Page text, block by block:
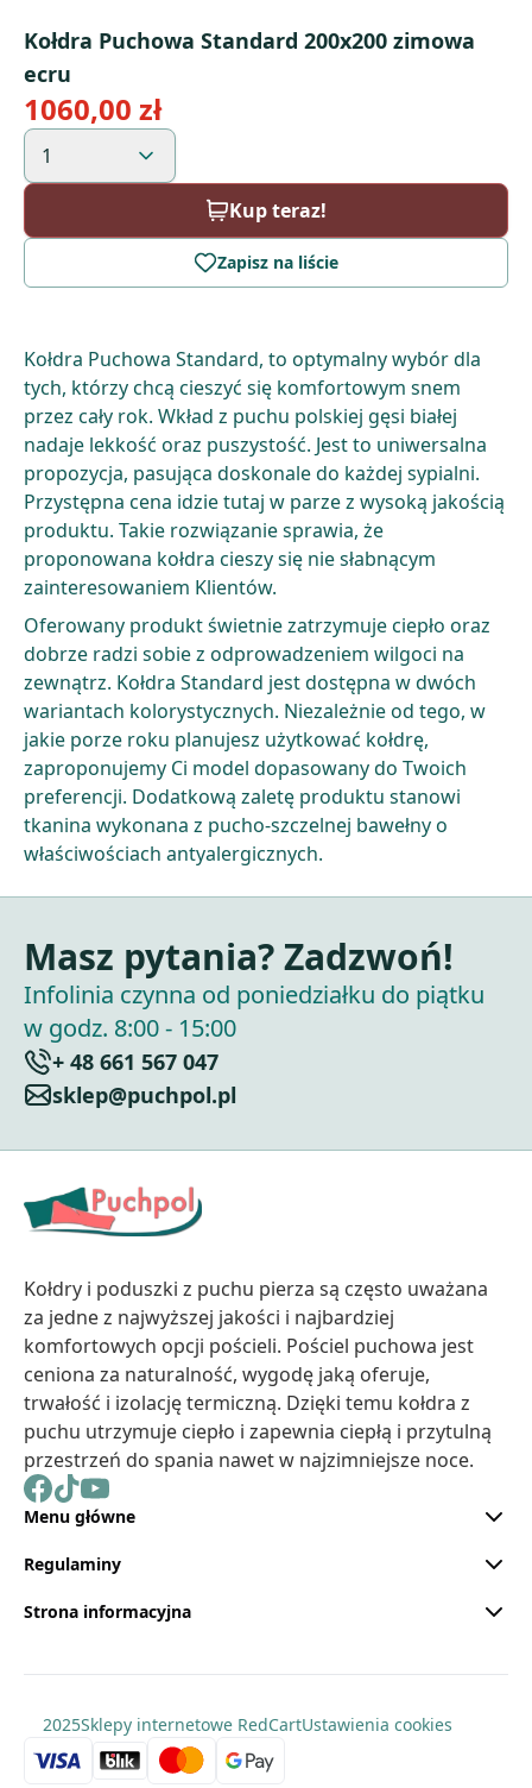
Kołdra Puchowa Standard 200x200 zimowa
ecru
1060,00 zł
1
Kup teraz!
Zapisz na liście
Kołdra Puchowa Standard, to optymalny wybór dla
tych, którzy chcą cieszyć się komfortowym snem
przez cały rok. Wkład z puchu polskiej gęsi białej
nadaje lekkość oraz puszystość. Jest to uniwersalna
propozycja, pasująca doskonale do każdej sypialni.
Przystępna cena idzie tutaj w parze z wysoką jakością
produktu. Takie rozwiązanie sprawia, że
proponowana kołdra cieszy się nie słabnącym
zainteresowaniem Klientów.
Oferowany produkt świetnie zatrzymuje ciepło oraz
dobrze radzi sobie z odprowadzeniem wilgoci na
zewnątrz. Kołdra Standard jest dostępna w dwóch
wariantach kolorystycznych. Niezależnie od tego, w
jakie porze roku planujesz użytkować kołdrę,
zaproponujemy Ci model dopasowany do Twoich
preferencji. Dodatkową zaletę produktu stanowi
tkanina wykonana z pucho-szczelnej bawełny o
właściwościach antyalergicznych.
Masz pytania? Zadzwoń!
Infolinia czynna od poniedziałku do piątku
w godz. 8:00 - 15:00
+ 48 661 567 047
sklep@puchpol.pl
Kołdry i poduszki z puchu pierza są często uważana
za jedne z najwyższej jakości i najbardziej
komfortowych opcji pościeli. Pościel puchowa jest
ceniona za naturalność, wygodę jaką oferuje,
trwałość i izolację termiczną. Dzięki temu kołdra z
puchu utrzymuje ciepło i zapewnia ciepłą i przytulną
przestrzeń do spania nawet w najzimniejsze noce.
Menu główne
Regulaminy
Strona informacyjna
2025Sklepy internetowe RedCartUstawienia cookies